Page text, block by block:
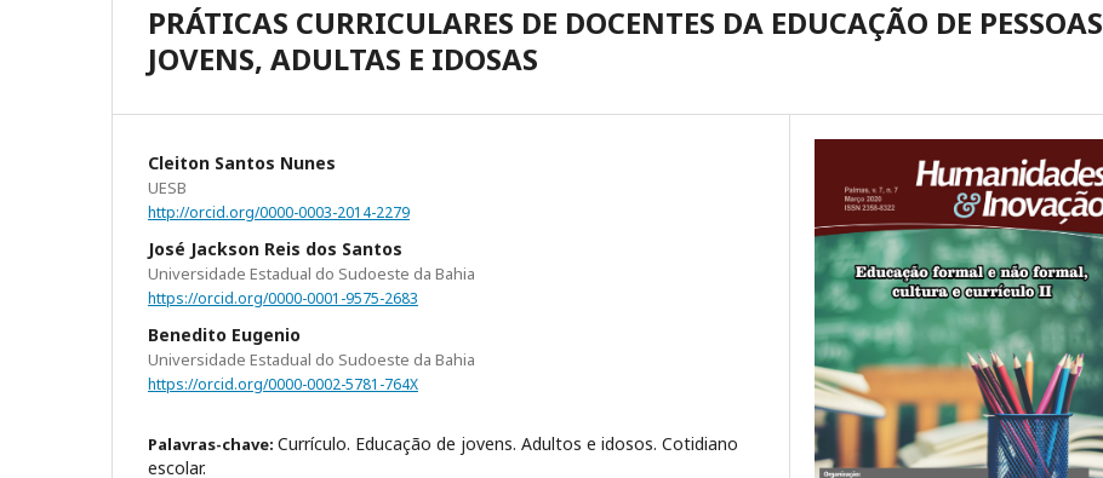
PRÁTICAS CURRICULARES DE DOCENTES DA EDUCAÇÃO DE PESSOAS
JOVENS, ADULTAS E IDOSAS
Cleiton Santos Nunes
UESB
http://orcid.org/0000-0003-2014-2279
José Jackson Reis dos Santos
Universidade Estadual do Sudoeste da Bahia
https://orcid.org/0000-0001-9575-2683
Benedito Eugenio
Universidade Estadual do Sudoeste da Bahia
https://orcid.org/0000-0002-5781-764X
Palavras-chave: Currículo. Educação de jovens. Adultos e idosos. Cotidiano
escolar.